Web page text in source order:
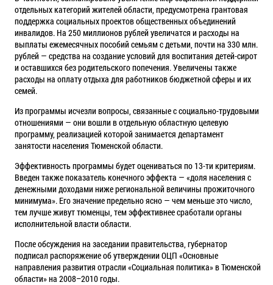
отдельных категорий жителей области, предусмотрена грантовая
поддержка социальных проектов общественных объединений
инвалидов. На 250 миллионов рублей увеличатся и расходы на
выплаты ежемесячных пособий семьям с детьми, почти на 330 млн.
рублей — средства на создание условий для воспитания детей-сирот
и оставшихся без родительского попечения. Увеличены также
расходы на оплату отдыха для работников бюджетной сферы и их
семей.
Из программы исчезли вопросы, связанные с социально-трудовыми
отношениями — они вошли в отдельную областную целевую
программу, реализацией которой занимается департамент
занятости населения Тюменской области.
Эффективность программы будет оцениваться по 13-ти критериям.
Введен также показатель конечного эффекта — «доля населения с
денежными доходами ниже региональной величины прожиточного
минимума». Его значение предельно ясно — чем меньше это число,
тем лучше живут тюменцы, тем эффективнее сработали органы
исполнительной власти области.
После обсуждения на заседании правительства, губернатор
подписал распоряжение об утверждении ОЦП «Основные
направления развития отрасли «Социальная политика» в Тюменской
области» на 2008–2010 годы.